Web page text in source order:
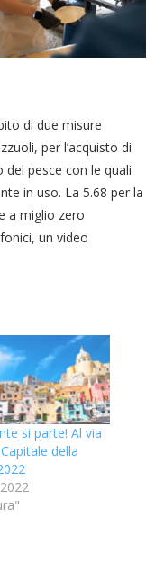
di due misure
per l’acquisto di
del pesce con le quali
in uso. La 5.68 per la
a miglio zero
un video
si parte! Al via
della